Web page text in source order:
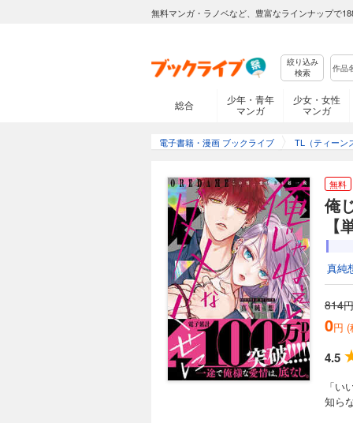
無料マンガ・ラノベなど、豊富なラインナップで
絞り込み
検索
総合
少年・青年
マンガ
少女・女性
マンガ
電子書籍・漫画 ブックライブ TL（ティーン
無料
俺
真純
814
0円 (
4.5
「い
知ら